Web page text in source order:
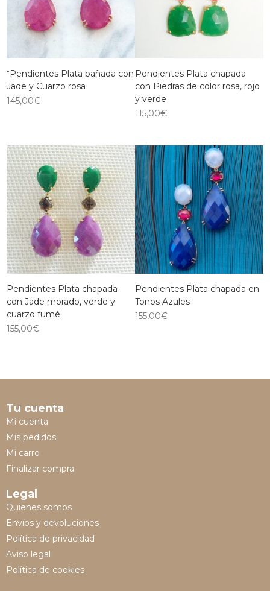
*Pendientes Plata bañada con
Jade y Cuarzo rosa
145,00€
Pendientes Plata chapada
con Piedras de color rosa, rojo
y verde
115,00€
Pendientes Plata chapada
con Jade morado, verde y
cuarzo fumé
155,00€
Pendientes Plata chapada en
Tonos Azules
155,00€
Tu cuenta
Mi cuenta
Mis pedidos
Mi carro
Finalizar compra
Legal
Quienes somos
Envíos y devoluciones
Política de privacidad
Aviso legal
Política de cookies